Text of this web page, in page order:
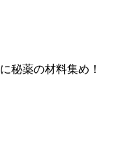
秘薬の材料集め！